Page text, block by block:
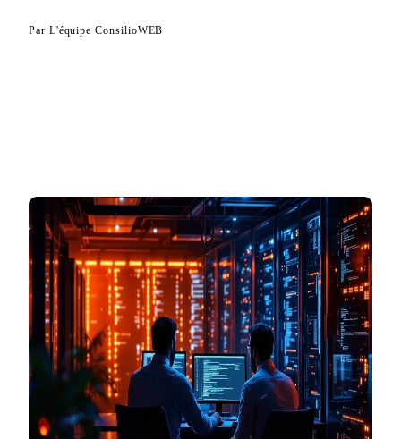
Par L'équipe ConsilioWEB